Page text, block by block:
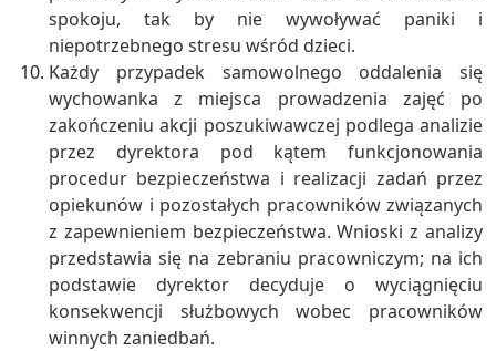
spokoju, tak by nie wywoływać paniki i
niepotrzebnego stresu wśród dzieci.
Każdy przypadek samowolnego oddalenia się
wychowanka z miejsca prowadzenia zajęć po
zakończeniu akcji poszukiwawczej podlega analizie
przez dyrektora pod kątem funkcjonowania
procedur bezpieczeństwa i realizacji zadań przez
opiekunów i pozostałych pracowników związanych
z zapewnieniem bezpieczeństwa. Wnioski z analizy
przedstawia się na zebraniu pracowniczym; na ich
podstawie dyrektor decyduje o wyciągnięciu
konsekwencji służbowych wobec pracowników
winnych zaniedbań.